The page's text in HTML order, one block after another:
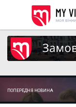
ПОПЕРЕДНЯ НОВИНА